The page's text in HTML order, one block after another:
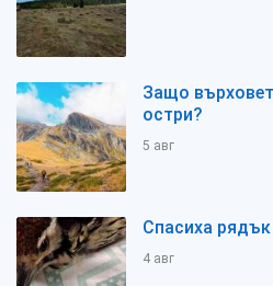
Защо
остри?
5 авг
Спасиха
4 авг